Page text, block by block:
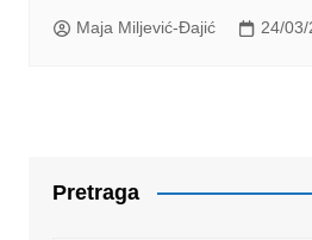
Maja Miljević-Đajić 24/03/
Pretraga